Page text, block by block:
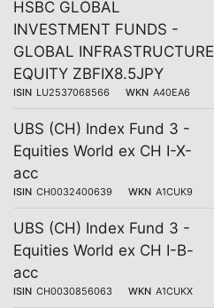
HSBC GLOBAL
INVESTMENT FUNDS -
GLOBAL INFRASTRUCTURE
EQUITY ZBFIX8.5JPY
ISIN LU2537068566 WKN A40EA6
UBS (CH) Index Fund 3 -
Equities World ex CH I-X-
acc
ISIN CH0032400639 WKN A1CUK9
UBS (CH) Index Fund 3 -
Equities World ex CH I-B-
acc
ISIN CH0030856063 WKN A1CUKX